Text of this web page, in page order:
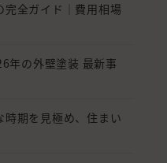
完全ガイド｜費用相場
年の外壁塗装 最新事
期を見極め、住まい